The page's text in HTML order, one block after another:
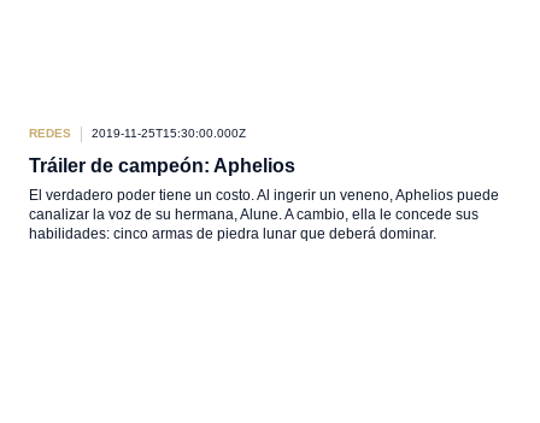
REDES 2019-11-25T15:30:00.000Z
Tráiler de campeón: Aphelios
El verdadero poder tiene un costo. Al ingerir un veneno, Aphelios puede
canalizar la voz de su hermana, Alune. A cambio, ella le concede sus
habilidades: cinco armas de piedra lunar que deberá dominar.